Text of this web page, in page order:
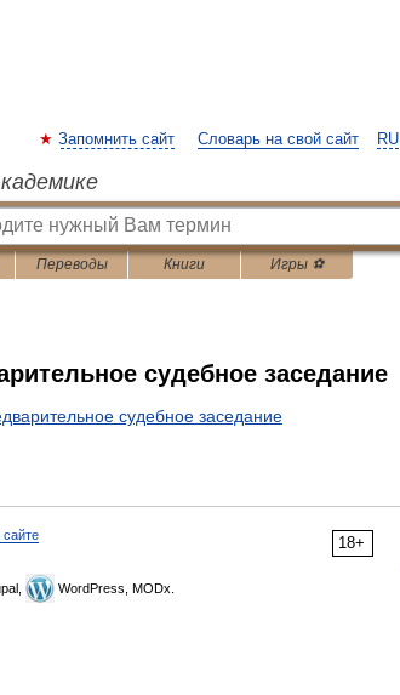
RU
Запомнить сайт Словарь на свой сайт
Переводы Книги Игры ⚽
судебное заседание
судебное заседание
18+
WordPress, MODx.